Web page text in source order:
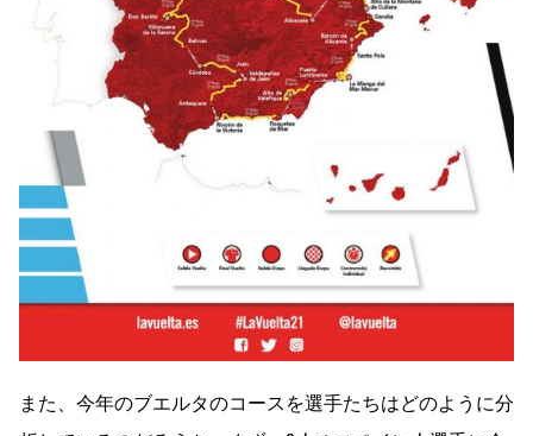
また、今年のブエルタのコースを選手たちはどのように分